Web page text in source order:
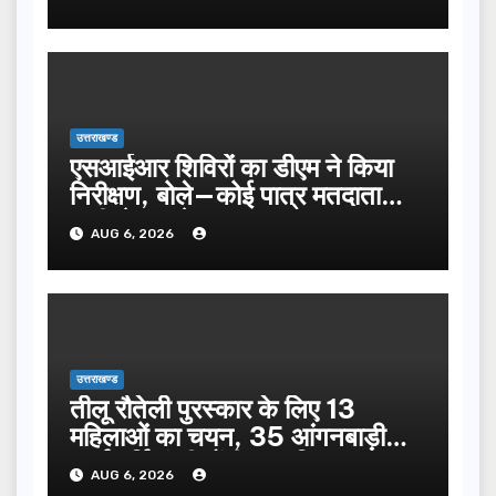
उत्तराखण्ड
एसआईआर शिविरों का डीएम ने किया
निरीक्षण, बोले—कोई पात्र मतदाता
सूची से न छूटे…
AUG 6, 2026
उत्तराखण्ड
तीलू रौतेली पुरस्कार के लिए 13
महिलाओं का चयन, 35 आंगनबाड़ी
कार्यकर्तियां भी होंगी सम्मानित…
AUG 6, 2026